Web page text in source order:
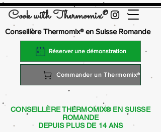
Cook with Thermomix®
Conseillère Thermomix® en Suisse Romande
Réserver une démonstration
Commander un Thermomix®
CONSEILLÈRE THERMOMIX® EN SUISSE
ROMANDE
DEPUIS PLUS DE 14 ANS